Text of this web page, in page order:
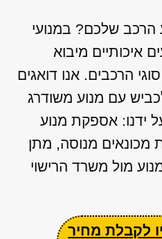
הרכב שלכם? במנועי
איכותיים מיבוא
הרכבים. אנו דואגים
עם מנוע משודרג
ידנו: אספקת מנוע
מכונאים מנוסה, מתן
מול משרד הרישוי
לקבלת מחיר